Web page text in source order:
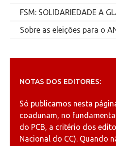
FSM: SOLIDARIEDADE A
Sobre as eleições para o
NOTAS DOS EDITORES:
Só publicamos nesta
coadunam, no
do PCB, a critério dos
Nacional do CC). Quando